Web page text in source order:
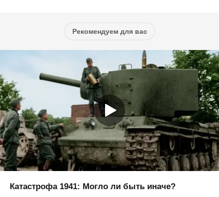
Рекомендуем для вас
Катастрофа 1941: Могло ли быть иначе?